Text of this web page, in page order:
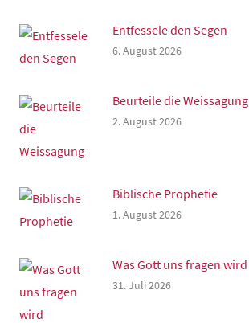
Entfessele den Segen
6. August 2026
Beurteile die Weissagung
2. August 2026
Biblische Prophetie
1. August 2026
Was Gott uns fragen wird
31. Juli 2026